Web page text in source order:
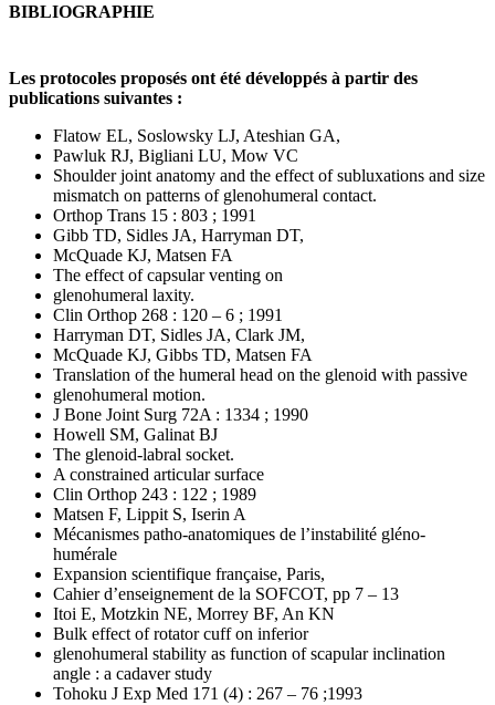
BIBLIOGRAPHIE
Les protocoles proposés ont été développés à partir des
publications suivantes :
Flatow EL, Soslowsky LJ, Ateshian GA,
Pawluk RJ, Bigliani LU, Mow VC
Shoulder joint anatomy and the effect of subluxations and size
mismatch on patterns of glenohumeral contact.
Orthop Trans 15 : 803 ; 1991
Gibb TD, Sidles JA, Harryman DT,
McQuade KJ, Matsen FA
The effect of capsular venting on
glenohumeral laxity.
Clin Orthop 268 : 120 – 6 ; 1991
Harryman DT, Sidles JA, Clark JM,
McQuade KJ, Gibbs TD, Matsen FA
Translation of the humeral head on the glenoid with passive
glenohumeral motion.
J Bone Joint Surg 72A : 1334 ; 1990
Howell SM, Galinat BJ
The glenoid-labral socket.
A constrained articular surface
Clin Orthop 243 : 122 ; 1989
Matsen F, Lippit S, Iserin A
Mécanismes patho-anatomiques de l’instabilité gléno-
humérale
Expansion scientifique française, Paris,
Cahier d’enseignement de la SOFCOT, pp 7 – 13
Itoi E, Motzkin NE, Morrey BF, An KN
Bulk effect of rotator cuff on inferior
glenohumeral stability as function of scapular inclination
angle : a cadaver study
Tohoku J Exp Med 171 (4) : 267 – 76 ;1993